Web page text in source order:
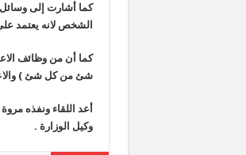
كما أشارت إلى
الشخص لانه يعتمد
كما أن من وظائف
شئ من كل شئ )
أعد اللقاء ونفذه
وكيل الوزارة .